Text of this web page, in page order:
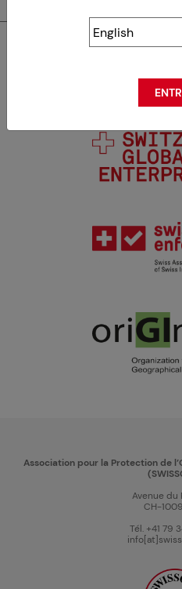
Swisscos
Association pour la Protection de
Avenue du
CH-
Tél. +41 79